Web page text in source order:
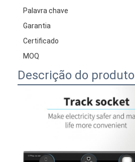
Produtos
Fábrica
Palavra chave
Garantia
Certificado
MOQ
Descrição do produto